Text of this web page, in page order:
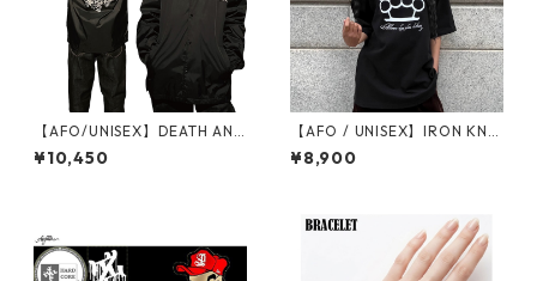
【AFO/UNISEX】DEATH ANG
EL COACH JACKET コーチ ジ
ャケット（裏地付）
¥10,450
【AFO / UNISEX】IRON KNU
CKLE TEE / アイアン ナック
ル Tシャツ
¥8,900